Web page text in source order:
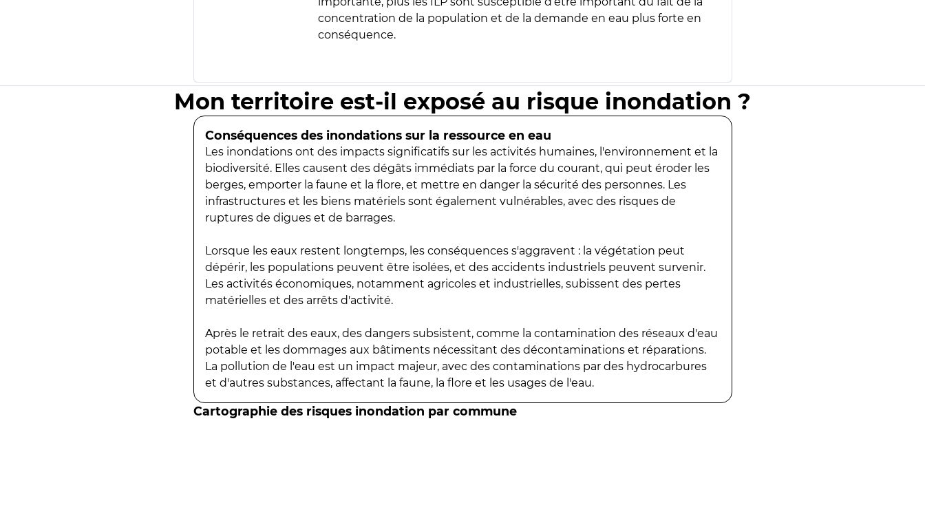
concentration de la population et de la demande en eau plus forte en
conséquence.
Mon territoire est-il exposé au risque inondation ?
Conséquences des inondations sur la ressource en eau
Les inondations ont des impacts significatifs sur les activités humaines, l'environnement et la
biodiversité. Elles causent des dégâts immédiats par la force du courant, qui peut éroder les
berges, emporter la faune et la flore, et mettre en danger la sécurité des personnes. Les
infrastructures et les biens matériels sont également vulnérables, avec des risques de
ruptures de digues et de barrages.
Lorsque les eaux restent longtemps, les conséquences s'aggravent : la végétation peut
dépérir, les populations peuvent être isolées, et des accidents industriels peuvent survenir.
Les activités économiques, notamment agricoles et industrielles, subissent des pertes
matérielles et des arrêts d'activité.
Après le retrait des eaux, des dangers subsistent, comme la contamination des réseaux d'eau
potable et les dommages aux bâtiments nécessitant des décontaminations et réparations.
La pollution de l'eau est un impact majeur, avec des contaminations par des hydrocarbures
et d'autres substances, affectant la faune, la flore et les usages de l'eau.
Cartographie des risques inondation par commune